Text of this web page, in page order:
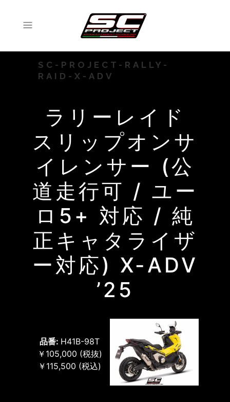
SC-PROJECT-RALLY-
RAID-X-ADV
ラリーレイド
スリップオンサ
イレンサー (公
道走行可 / ユー
ロ5+ 対応 / 純
正キャタライザ
ー対応) X-ADV
’25
品番: H41B-98T
￥105,000 (税抜)
￥115,500 (税込)